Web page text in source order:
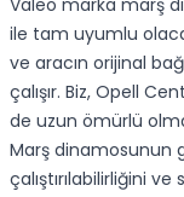
Valeo marka marş
ile tam uyumlu
ve aracın orijinal
çalışır. Biz, Opell
de uzun ömürlü
Marş dinamosunun
çalıştırılabilirliğini